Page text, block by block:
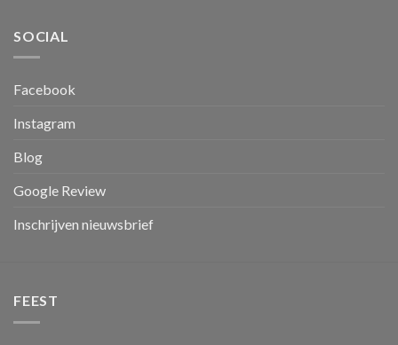
SOCIAL
Facebook
Instagram
Blog
Google Review
Inschrijven nieuwsbrief
FEEST